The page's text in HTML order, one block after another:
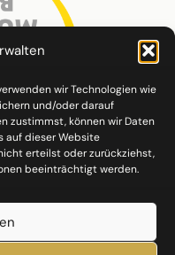
wir Technologien wie
und/oder darauf
zustimmst, können wir Daten
auf dieser Website
erteilst oder zurückziehst,
beeinträchtigt werden.